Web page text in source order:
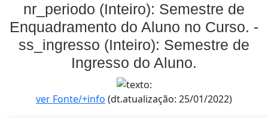
nr_periodo (Inteiro): Semestre de
Enquadramento do Aluno no Curso. -
ss_ingresso (Inteiro): Semestre de
Ingresso do Aluno.
ver Fonte/+info (dt.atualização: 25/01/2022)